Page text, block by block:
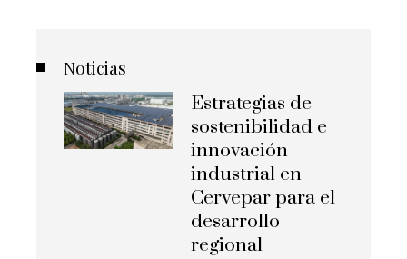
Noticias
Estrategias de
sostenibilidad e
innovación
industrial en
Cervepar para el
desarrollo
regional